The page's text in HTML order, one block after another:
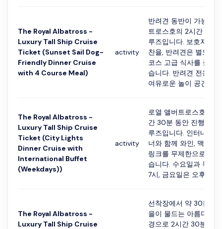
The Royal Albatross -
Luxury Tall Ship Cruise
Ticket (Sunset Sail Dog-
Friendly Dinner Cruise
with 4 Course Meal)
activity
반려견 동반이 가능한
트로스호의 2시간 30
루즈입니다. 보호자는
찬을, 반려견은 별도로
코스 고급 식사를 즐기
습니다. 반려견 전용 편
여유로운 놀이 공간이
The Royal Albatross -
Luxury Tall Ship Cruise
Ticket (City Lights
Dinner Cruise with
International Buffet
(Weekdays))
activity
로열 앨버트로스호를
간 30분 동안 진행되는
루즈입니다. 인터내셔
너와 함께 와인, 맥주,
링크를 무제한으로 즐
습니다. 수요일과 목요
7시, 금요일은 오후 7시...
The Royal Albatross -
Luxury Tall Ship Cruise
선착장에서 약 30분 대
을이 물드는 아름다운
경으로 2시간 30분 동